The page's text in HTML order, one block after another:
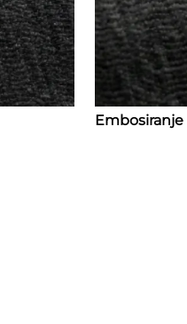
Embosiranje